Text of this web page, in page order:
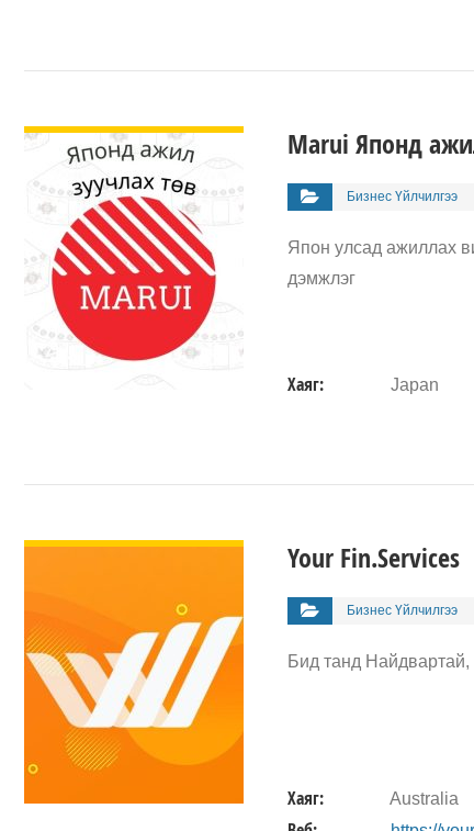
Marui Японд
Бизнес Үйлчилгээ
Япон улсад ажиллах
дэмжлэг
Хаяг: Japan
Your Fin.Services
Бизнес Үйлчилгээ
Бид танд Найдвартай,
Хаяг: Australia